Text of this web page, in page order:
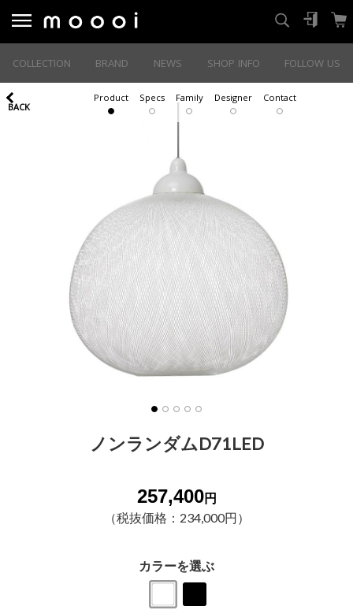
COLLECTION BRAND NEWS SHOP INFO FOLLOW US
BACK
Product Specs Family Designer Contact
ノンランダムD71LED
257,400円
（税抜価格：234,000円）
カラーを選ぶ